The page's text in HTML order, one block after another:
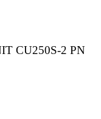
CU250S-2 PN